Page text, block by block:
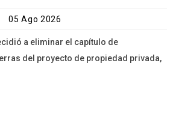
05 Ago 2026
a eliminar el capítulo de
del proyecto de propiedad privada,